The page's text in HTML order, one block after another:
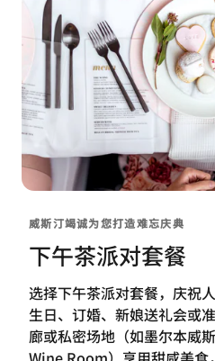
威斯汀竭诚为您打造难忘庆典
下午茶派对套餐
选择下午茶派对套餐，庆
生日、订婚、新娘送礼会或
廊或私密场地（如墨尔本威